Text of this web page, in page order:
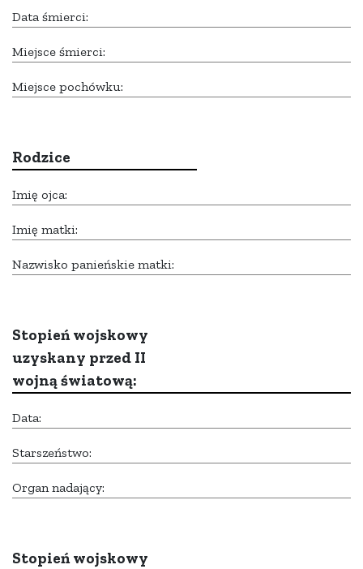
Data śmierci:
Miejsce śmierci:
Miejsce pochówku:
Rodzice
Imię ojca:
Imię matki:
Nazwisko panieńskie matki:
Stopień wojskowy
uzyskany przed II
wojną światową:
Data:
Starszeństwo:
Organ nadający:
Stopień wojskowy